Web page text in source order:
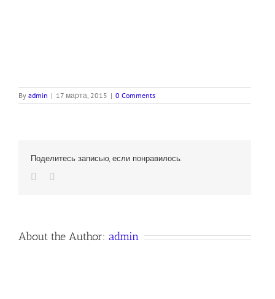
By admin | 17 марта, 2015 | 0 Comments
Поделитесь записью, если понравилось.
About the Author: admin